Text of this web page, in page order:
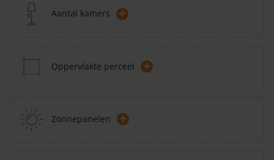
Aantal kamers +
Oppervlakte perceel +
Zonnepanelen +